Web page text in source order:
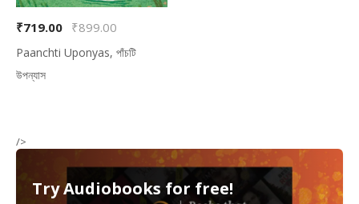
₹719.00 ₹899.00
Paanchti Uponyas, পাঁচটি
উপন্যাস
/>
Try Audiobooks for free!